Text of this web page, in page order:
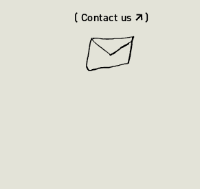
( Contact us )